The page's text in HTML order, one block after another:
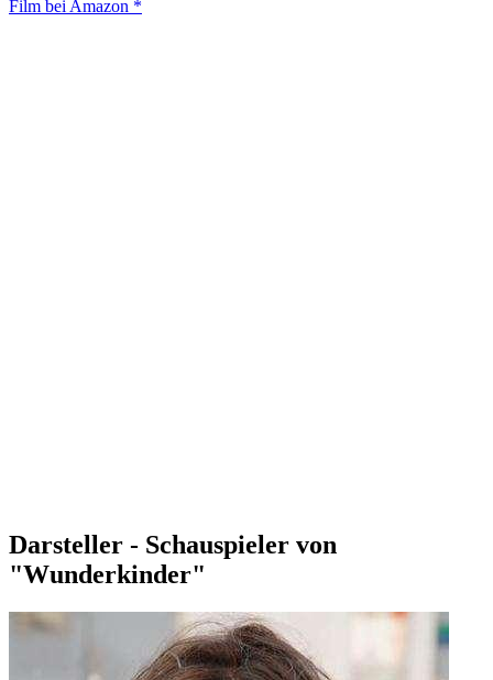
Film bei Amazon *
Darsteller - Schauspieler von
"Wunderkinder"